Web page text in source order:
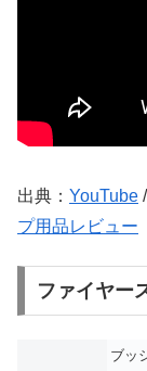
出典： YouTube /
プ用品レビュー
ファイヤー
ブッ